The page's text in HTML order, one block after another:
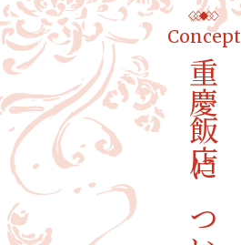
Concept
重慶飯店について